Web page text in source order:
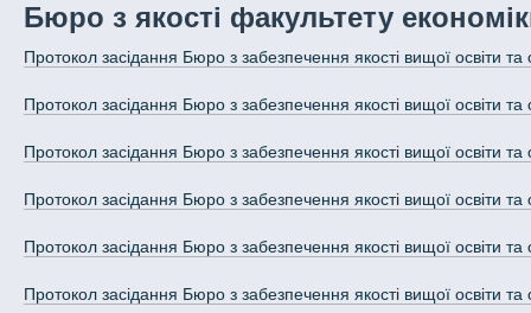
Бюро з якості факультету
Протокол засідання Бюро з забезпечення якості вищої освіти
Протокол засідання Бюро з забезпечення якості вищої освіти
Протокол засідання Бюро з забезпечення якості вищої освіти
Протокол засідання Бюро з забезпечення якості вищої освіти
Протокол засідання Бюро з забезпечення якості вищої освіти
Протокол засідання Бюро з забезпечення якості вищої освіти